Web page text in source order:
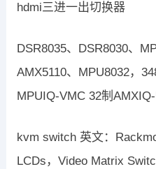
hdmi三进一出切换器
DSR8035、DSR8030、
AMX5110、MPU8032，
MPUIQ-VMC 32制
kvm switch 英文：
LCDs，Video Matrix